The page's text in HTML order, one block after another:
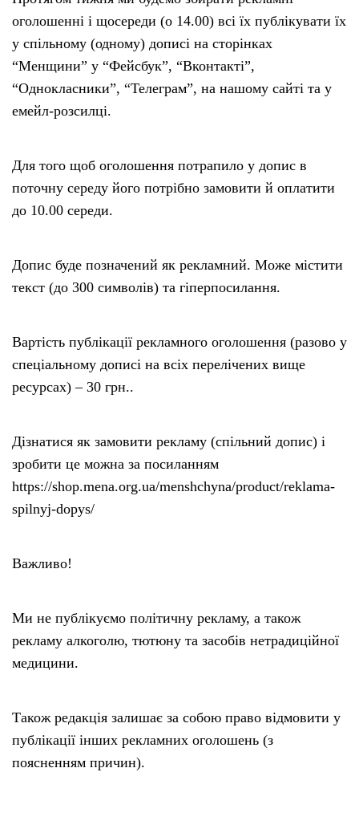
оголошенні і щосереди (о 14.00) всі їх публікувати їх
у спільному (одному) дописі на сторінках
“Менщини” у “Фейсбук”, “Вконтакті”,
“Однокласники”, “Телеграм”, на нашому сайті та у
емейл-розсилці.
Для того щоб оголошення потрапило у допис в
поточну середу його потрібно замовити й оплатити
до 10.00 середи.
Допис буде позначений як рекламний. Може містити
текст (до 300 символів) та гіперпосилання.
Вартість публікації рекламного оголошення (разово у
спеціальному дописі на всіх перелічених вище
ресурсах) – 30 грн..
Дізнатися як замовити рекламу (спільний допис) і
зробити це можна за посиланням
https://shop.mena.org.ua/menshchyna/product/reklama-
spilnyj-dopys/
Важливо!
Ми не публікуємо політичну рекламу, а також
рекламу алкоголю, тютюну та засобів нетрадиційної
медицини.
Також редакція залишає за собою право відмовити у
публікації інших рекламних оголошень (з
поясненням причин).